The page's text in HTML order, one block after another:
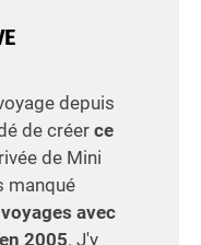
depuis
de créer ce
de Mini
manqué
avec
2005. J'y